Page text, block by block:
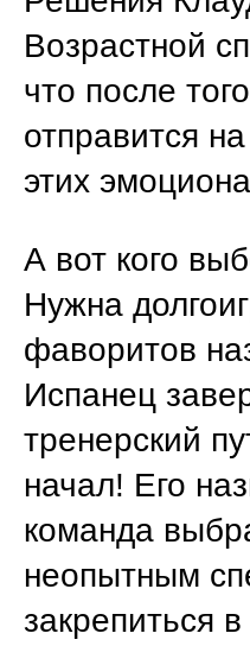
Возрастной
что после
отправится
этих
А вот кого
Нужна
фаворитов
Испанец
тренерский
начал! Его
команда
неопытным
закрепиться